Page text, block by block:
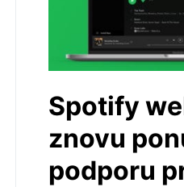
Spotify
znovu
podporu